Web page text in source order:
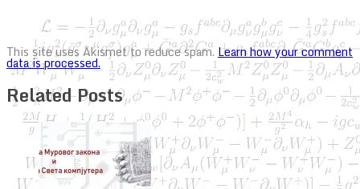
This site uses Akismet to reduce spam. Learn how your comment
data is processed.
Related Posts